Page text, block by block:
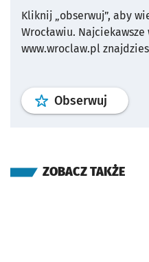
Kliknij „obserwuj”, aby
Wrocławiu.
www.wroclaw.pl
Obserwuj profil
ZOBACZ TAKŻE